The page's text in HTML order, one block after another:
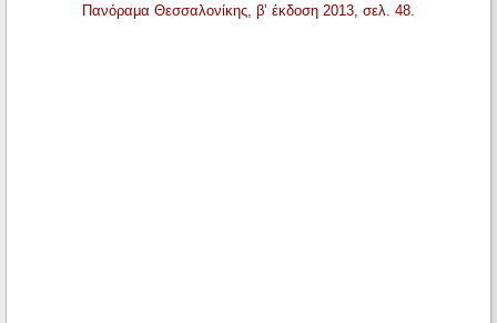
Πανόραμα Θεσσαλονίκης, β’ έκδοση 2013, σελ. 48.